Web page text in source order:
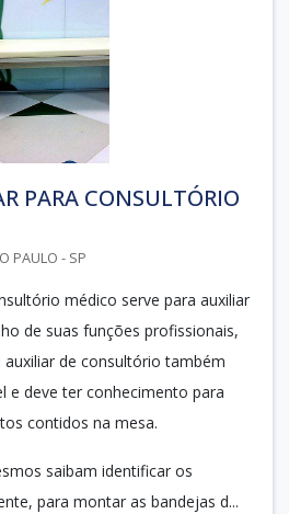
PARA CONSULTÓRIO
PAULO - SP
médico serve para auxiliar
de suas funções profissionais,
de consultório também
e deve ter conhecimento para
contidos na mesa.
saibam identificar os
para montar as bandejas d...